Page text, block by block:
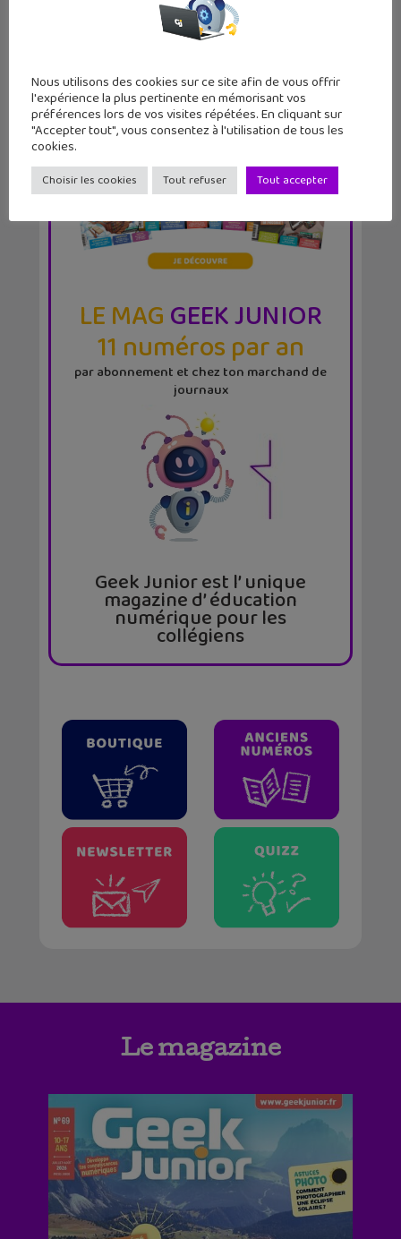
LE MAGGEEK JUNIOR
11 numéros par an
par abonnement et chez ton marchand de
journaux
Geek Junior est l’ unique
magazine d’ éducation
numérique pour les
collégiens
Le magazine
Nous utilisons des cookies sur ce site afin de vous offrir
l'expérience la plus pertinente en mémorisant vos
préférences lors de vos visites répétées. En cliquant sur
"Accepter tout", vous consentez à l'utilisation de tous les
cookies.
Choisir les cookies Tout refuser Tout accepter